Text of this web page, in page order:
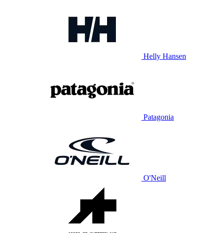
Helly Hansen
Patagonia
O'Neill